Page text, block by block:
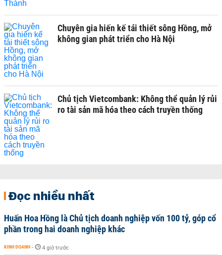
Chuyên gia hiến kế tái thiết sông Hồng, mở
không gian phát triển cho Hà Nội
Chủ tịch Vietcombank: Không thể quản lý rủi
ro tài sản mã hóa theo cách truyền thống
Đọc nhiều nhất
Huấn Hoa Hồng là Chủ tịch doanh nghiệp vốn 100 tỷ, góp cổ
phần trong hai doanh nghiệp khác
KINH DOANH - 4 giờ trước